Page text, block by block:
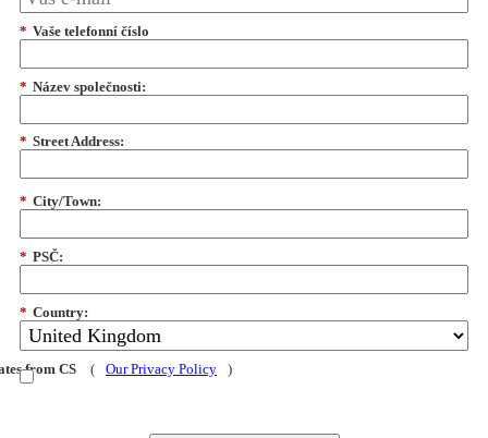
* Vaše telefonní číslo
* Název společnosti:
* Street Address:
* City/Town:
* PSČ:
* Country:
from CS ( Our Privacy Policy )